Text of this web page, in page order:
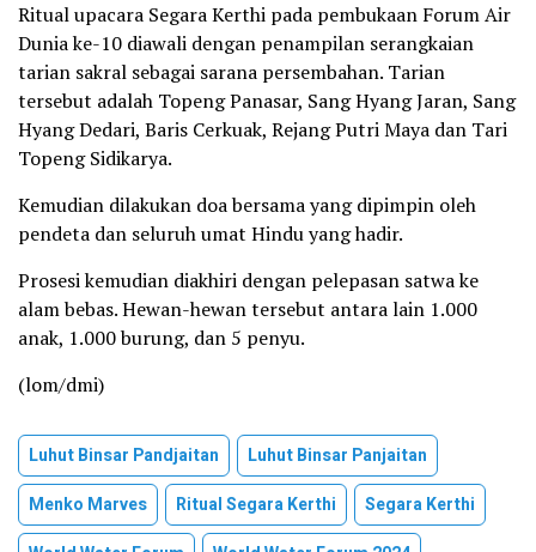
Ritual upacara Segara Kerthi pada pembukaan Forum Air
Dunia ke-10 diawali dengan penampilan serangkaian
tarian sakral sebagai sarana persembahan. Tarian
tersebut adalah Topeng Panasar, Sang Hyang Jaran, Sang
Hyang Dedari, Baris Cerkuak, Rejang Putri Maya dan Tari
Topeng Sidikarya.
Kemudian dilakukan doa bersama yang dipimpin oleh
pendeta dan seluruh umat Hindu yang hadir.
Prosesi kemudian diakhiri dengan pelepasan satwa ke
alam bebas. Hewan-hewan tersebut antara lain 1.000
anak, 1.000 burung, dan 5 penyu.
(lom/dmi)
Luhut Binsar Pandjaitan
Luhut Binsar Panjaitan
Menko Marves
Ritual Segara Kerthi
Segara Kerthi